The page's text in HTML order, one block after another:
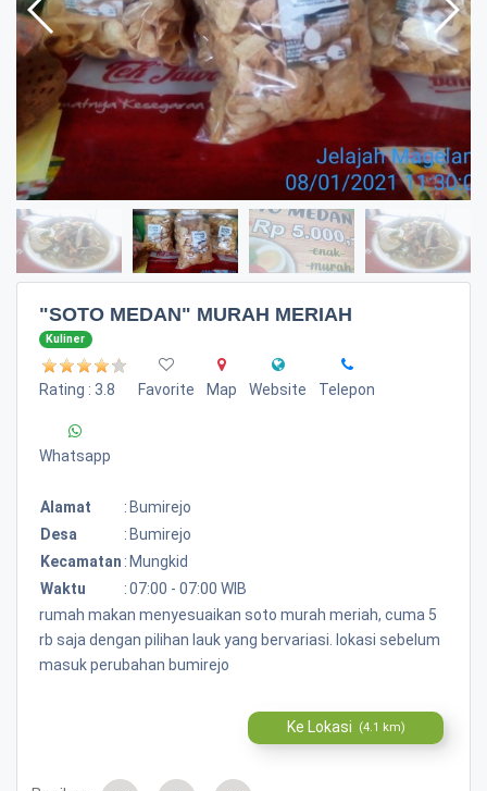
"SOTO MEDAN" MURAH MERIAH
Kuliner
Rating : 3.8 Favorite Map Website Telepon
Whatsapp
Alamat : Bumirejo
Desa
: Bumirejo
Kecamatan : Mungkid
Waktu
:07:00 - 07:00 WIB
rumah makan menyesuaikan soto murah meriah, cuma 5
rb saja dengan pilihan lauk yang bervariasi. lokasi sebelum
masuk perubahan bumirejo
Ke Lokasi (4.1 km)